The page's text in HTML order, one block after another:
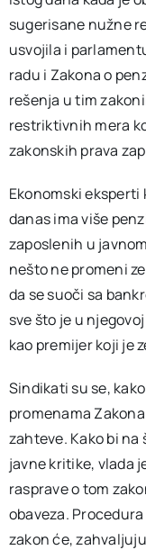
sugerisane nužne
usvojila i
radu i Zakona o
rešenja u tim
restriktivnih mera
zakonskih prava
Ekonomski eksperti
danas ima više
zaposlenih u
nešto ne promeni
da se suoči sa
sve što je u
kao premijer koji je
Sindikati su se,
promenama
zahteve. Kako bi
javne kritike, vlada
rasprave o tom
obaveza.
zakon će,